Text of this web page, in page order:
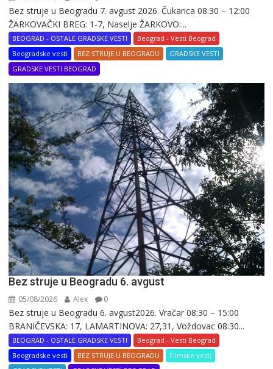
Bez struje u Beogradu 7. avgust 2026. Čukarica 08:30 – 12:00
ŽARKOVAČKI BREG: 1-7, Naselje ŽARKOVO:...
BEOGRAD - OSTALE GRADSKE VESTI
Beograd - Vesti Beograd
Beogradske vesti
BEZ STRUJE U BEOGRADU
GRADSKE VESTI
GRADSKE VESTI BEOGRAD
Bez struje u Beogradu 6. avgust
05/08/2026 Alex 0
Bez struje u Beogradu 6. avgust2026. Vračar 08:30 – 15:00
BRANIČEVSKA: 17, LAMARTINOVA: 27,31, Voždovac 08:30...
BEOGRAD - OSTALE GRADSKE VESTI
Beograd - Vesti Beograd
Beogradske vesti
BEZ STRUJE U BEOGRADU
Filmske vesti